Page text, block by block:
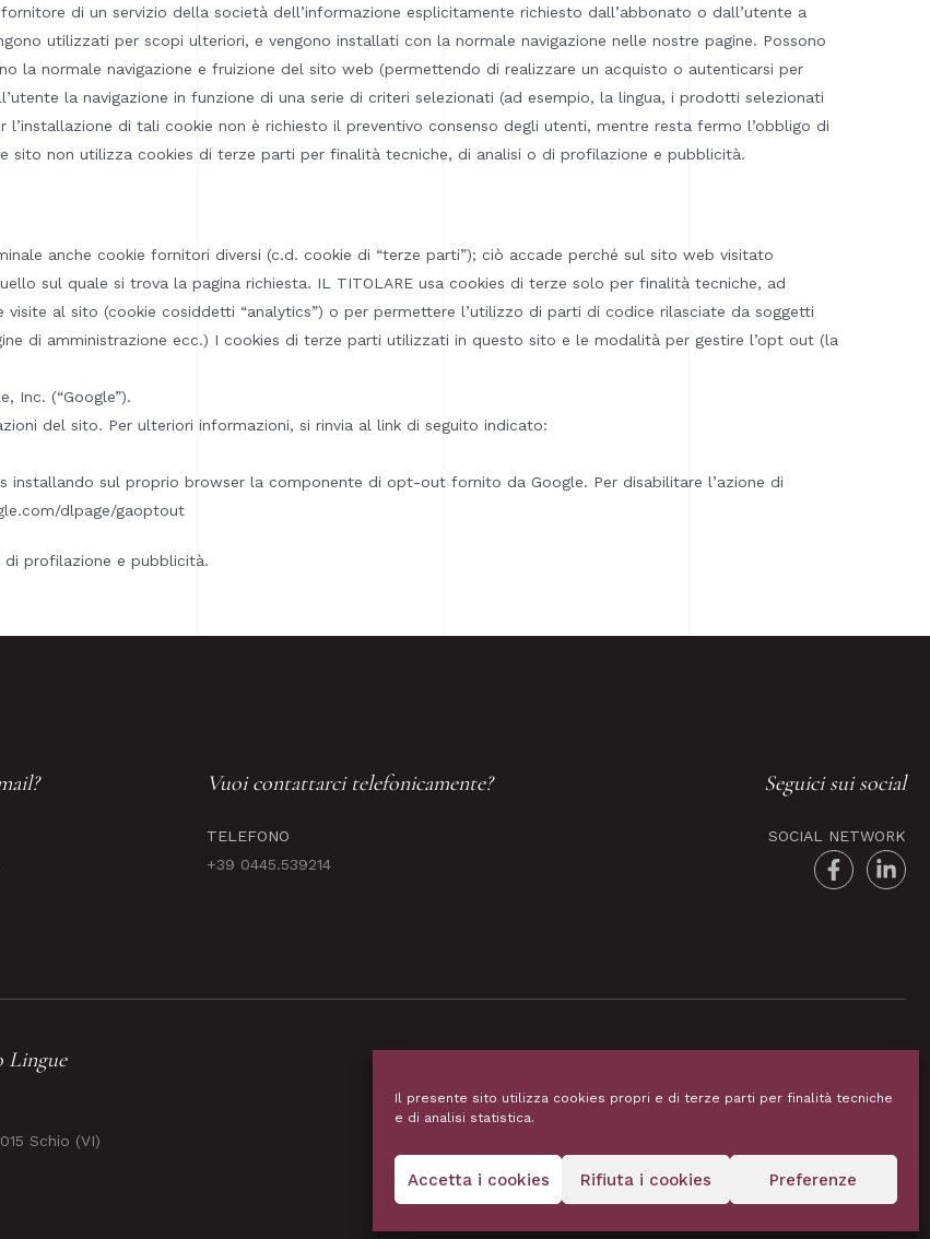
Il presente sito utilizza cookies propri e di terze parti per finalità tecniche
e di analisi statistica.
Accetta i cookies Rifiuta i cookies Preferenze
di un servizio della società dell’informazione esplicitamente richiesto dall’abbonato o dall’utente a
utilizzati per scopi ulteriori, e vengono installati con la normale navigazione nelle nostre pagine. Possono
la normale navigazione e fruizione del sito web (permettendo di realizzare un acquisto o autenticarsi per
la navigazione in funzione di una serie di criteri selezionati (ad esempio, la lingua, i prodotti selezionati
di tali cookie non è richiesto il preventivo consenso degli utenti, mentre resta fermo l’obbligo di
sito non utilizza cookies di terze parti per finalità tecniche, di analisi o di profilazione e pubblicità.
anche cookie fornitori diversi (c.d. cookie di “terze parti”); ciò accade perché sul sito web visitato
sul quale si trova la pagina richiesta. IL TITOLARE usa cookies di terze solo per finalità tecniche, ad
al sito (cookie cosiddetti “analytics”) o per permettere l’utilizzo di parti di codice rilasciate da soggetti
di amministrazione ecc.) I cookies di terze parti utilizzati in questo sito e le modalità per gestire l’opt out (la
Inc. (“Google”).
del sito. Per ulteriori informazioni, si rinvia al link di seguito indicato:
installando sul proprio browser la componente di opt-out fornito da Google. Per disabilitare l’azione di
dlpage/gaoptout
profilazione e pubblicità.
Vuoi contattarci telefonicamente?
TELEFONO
+39 0445.539214
Seguici sui social
SOCIAL NETWORK
Lingue
Schio (VI)
© 2021 Mondo Lingue S.R.L. | Tutti i diritti sono riservati